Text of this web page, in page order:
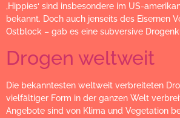
‚Hippies‘ sind insbesondere im US-
bekannt. Doch auch jenseits des Eisernen
Ostblock – gab es eine subversive
Drogen weltweit
Die bekanntesten weltweit verbreiteten
vielfältiger Form in der ganzen Welt
Angebote sind von Klima und Vegetation